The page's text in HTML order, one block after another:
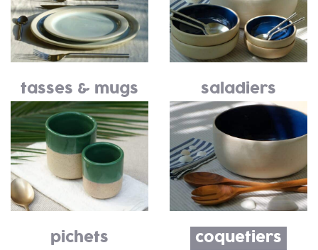
tasses & mugs saladiers
pichets coquetiers